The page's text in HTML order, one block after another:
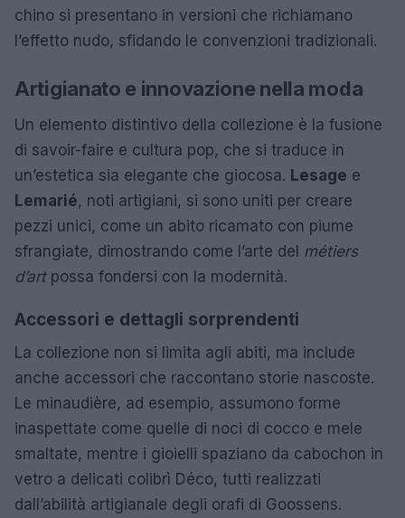
chino si presentano in versioni che richiamano
l’effetto nudo, sfidando le convenzioni tradizionali.
Artigianato e innovazione nella moda
Un elemento distintivo della collezione è la fusione
di savoir-faire e cultura pop, che si traduce in
un’estetica sia elegante che giocosa. Lesage e
Lemarié, noti artigiani, si sono uniti per creare
pezzi unici, come un abito ricamato con piume
sfrangiate, dimostrando come l’arte del métiers
d’artpossa fondersi con la modernità.
Accessori e dettagli sorprendenti
La collezione non si limita agli abiti, ma include
anche accessori che raccontano storie nascoste.
Le minaudière, ad esempio, assumono forme
inaspettate come quelle di noci di cocco e mele
smaltate, mentre i gioielli spaziano da cabochon in
vetro a delicati colibrì Déco, tutti realizzati
dall’abilità artigianale degli orafi di Goossens.